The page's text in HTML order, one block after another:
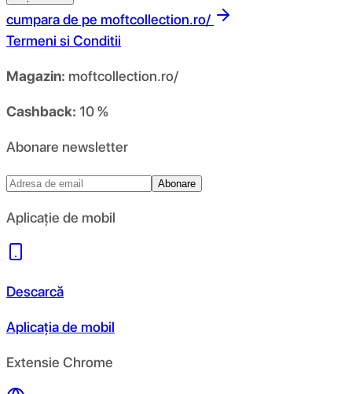
cumpara de pe moftcollection.ro/
Termeni si Conditii
Magazin: moftcollection.ro/
Cashback: 10 %
Abonare newsletter
Abonare
Aplicație de mobil
Descarcă
Aplicația de mobil
Extensie Chrome